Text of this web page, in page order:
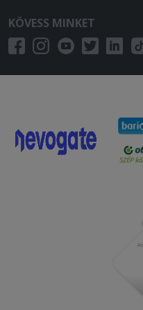
KÖVESS MINKET